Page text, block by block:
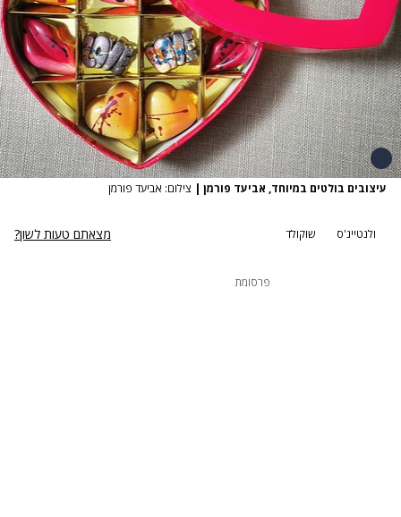
עיצובים בולטים במיוחד, אביעד פורמן | צילום: אביעד פורמן
ולנטיינ'ס שוקולד מצאתם טעות לשון?
פרסומת